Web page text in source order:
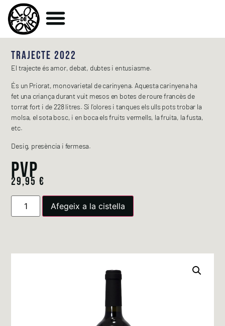
TRAJECTE 2022
El trajecte és amor, debat, dubtes i entusiasme.
És un Priorat, monovarietal de carinyena. Aquesta carinyena ha
fet una criança durant vuit mesos en botes de roure francès de
torrat fort i de 228 litres. Si l’olores i tanques els ulls pots trobar la
molsa, el sota bosc, i en boca els fruits vermells, la fruita, la fusta,
etc.
Desig, presència i fermesa.
PVP
29,95€
Afegeix a la cistella